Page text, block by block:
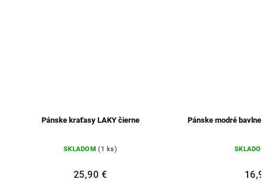
Pánske kraťasy LAKY čierne
SKLADOM (1 ks)
25,90 €
Pánske modré